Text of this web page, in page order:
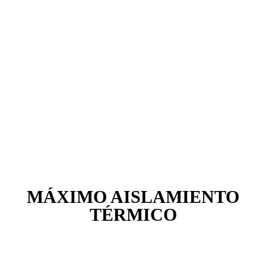
MÁXIMO AISLAMIENTO
TÉRMICO